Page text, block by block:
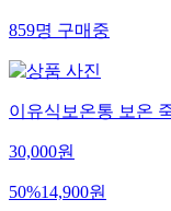
859명구매중
이유식보온통 보온
30,000원
50%14,900원